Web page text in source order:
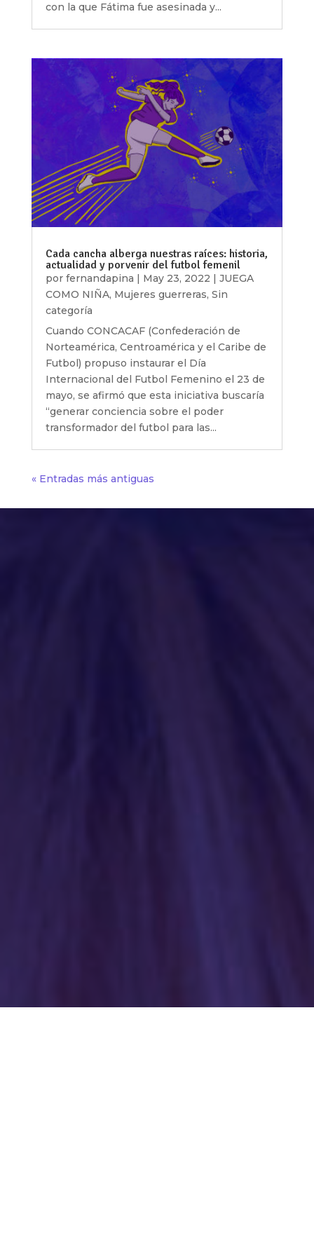
con la que Fátima fue asesinada y...
Cada cancha alberga nuestras raíces: historia,
actualidad y porvenir del futbol femenil
por fernandapina | May 23, 2022 | JUEGA
COMO NIÑA, Mujeres guerreras, Sin
categoría
Cuando CONCACAF (Confederación de
Norteamérica, Centroamérica y el Caribe de
Futbol) propuso instaurar el Día
Internacional del Futbol Femenino el 23 de
mayo, se afirmó que esta iniciativa buscaría
“generar conciencia sobre el poder
transformador del futbol para las...
« Entradas más antiguas